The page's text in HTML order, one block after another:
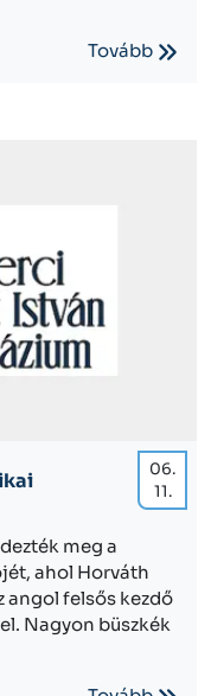
Tovább
06.
11.
meg a
ahol Horváth
angol felsős kezdő
Nagyon büszkék